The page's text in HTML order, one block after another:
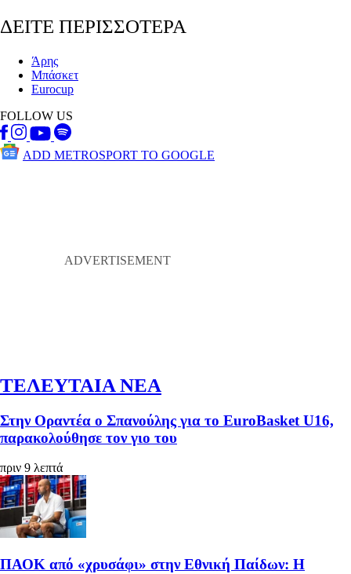
ΔΕΙΤΕ ΠΕΡΙΣΣΟΤΕΡΑ
Άρης
Μπάσκετ
Eurocup
FOLLOW US
ADD METROSPORT TO GOOGLE
ΤΕΛΕΥΤΑΙΑ ΝΕΑ
Στην Οραντέα ο Σπανούλης για το EuroBasket U16,
παρακολούθησε τον γιο του
πριν 9 λεπτά
ΠΑΟΚ από «χρυσάφι» στην Εθνική Παίδων: Η